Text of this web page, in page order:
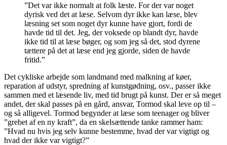
”Det var ikke normalt at folk læste. For der var noget
dyrisk ved det at læse. Selvom dyr ikke kan læse, blev
læsning set som noget dyr kunne have gjort, fordi de
havde tid til det. Jeg, der voksede op blandt dyr, havde
ikke tid til at læse bøger, og som jeg så det, stod dyrene
tættere på det at læse end jeg gjorde, siden de havde
fritid.”
Det cykliske arbejde som landmand med malkning af køer,
reparation af udstyr, spredning af kunstgødning, osv., passer ikke
sammen med et læsende liv, med tid brugt på kunst. Der er så meget
andet, der skal passes på en gård, ansvar, Tormod skal leve op til –
og så alligevel. Tormod begynder at læse som teenager og bliver
”grebet af en ny kraft”, da en skelsættende tanke rammer ham:
”Hvad nu hvis jeg selv kunne bestemme, hvad der var vigtigt og
hvad der ikke var vigtigt?”